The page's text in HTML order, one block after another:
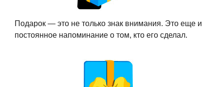
Подарок — это не только знак внимания. Это еще и
постоянное напоминание о том, кто его сделал.